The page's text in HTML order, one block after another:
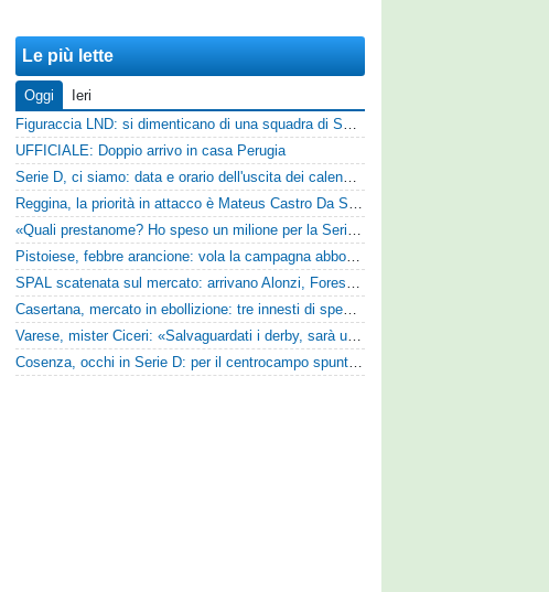
Le più lette
Oggi
Ieri
Figuraccia LND: si dimenticano di una squadra di Serie D, è da rifare il programma Coppa Italia
UFFICIALE: Doppio arrivo in casa Perugia
Serie D, ci siamo: data e orario dell'uscita dei calendari ufficiali
Reggina, la priorità in attacco è Mateus Castro Da Silva: ore decisive per la fumata bianca
«Quali prestanome? Ho speso un milione per la Serie D»: Bandecchi rompe il silenzio sul futuro della Ternana
Pistoiese, febbre arancione: vola la campagna abbonamenti, superata quota 750 tessere
SPAL scatenata sul mercato: arrivano Alonzi, Foresta, Munaretto e Tobia
Casertana, mercato in ebollizione: tre innesti di spessore per lo scacchiere di Vinicio Espinal
Varese, mister Ciceri: «Salvaguardati i derby, sarà un campionato avvincente»
Cosenza, occhi in Serie D: per il centrocampo spunta anche Gerardo Di Gilio